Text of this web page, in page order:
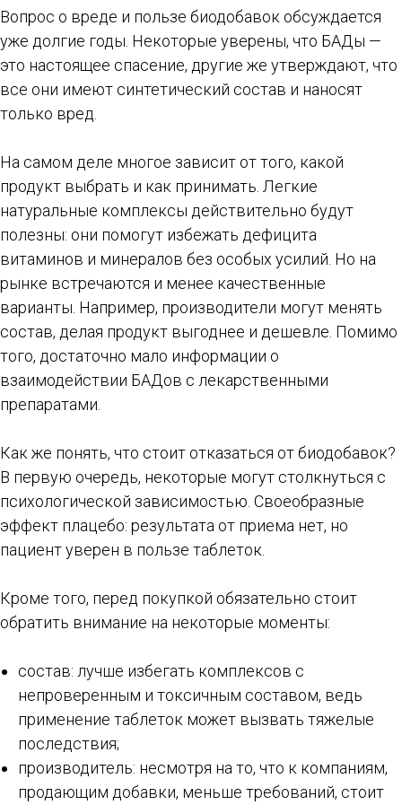
Вопрос о вреде и пользе биодобавок обсуждается
уже долгие годы. Некоторые уверены, что БАДы —
это настоящее спасение, другие же утверждают, что
все они имеют синтетический состав и наносят
только вред.
На самом деле многое зависит от того, какой
продукт выбрать и как принимать. Легкие
натуральные комплексы действительно будут
полезны: они помогут избежать дефицита
витаминов и минералов без особых усилий. Но на
рынке встречаются и менее качественные
варианты. Например, производители могут менять
состав, делая продукт выгоднее и дешевле. Помимо
того, достаточно мало информации о
взаимодействии БАДов с лекарственными
препаратами.
Как же понять, что стоит отказаться от биодобавок?
В первую очередь, некоторые могут столкнуться с
психологической зависимостью. Своеобразные
эффект плацебо: результата от приема нет, но
пациент уверен в пользе таблеток.
Кроме того, перед покупкой обязательно стоит
обратить внимание на некоторые моменты:
состав: лучше избегать комплексов с
непроверенным и токсичным составом, ведь
применение таблеток может вызвать тяжелые
последствия;
производитель: несмотря на то, что к компаниям,
продающим добавки, меньше требований, стоит